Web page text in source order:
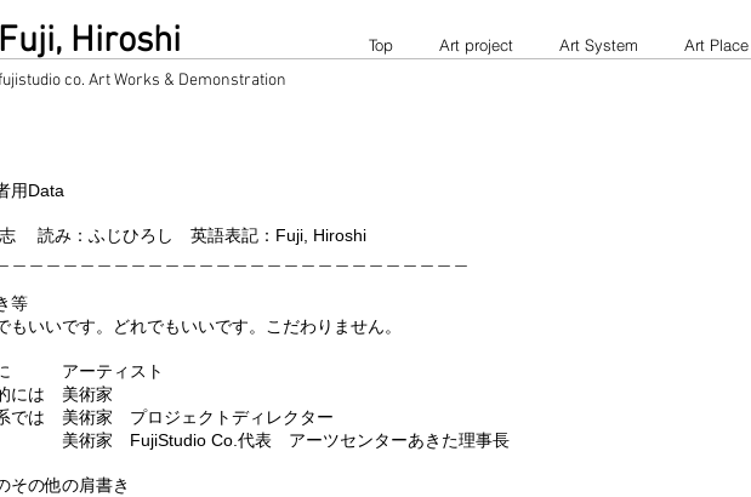
Top Art project Art System Art Place
Fuji, Hiroshi
co. Art Works & Demonstration
用Data
読み：ふじひろし 英語表記：Fuji, Hiroshi
等
もいいです。どれでもいいです。こだわりません。
アーティスト
には 美術家
では 美術家 プロジェクトディレクター
め 美術家 FujiStudio Co.代表 アーツセンターあきた理事長
その他の肩書き